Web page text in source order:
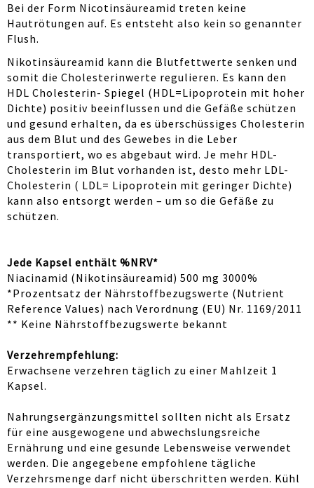
Bei der Form Nicotinsäureamid treten keine
Hautrötungen auf. Es entsteht also kein so genannter
Flush.
Nikotinsäureamid kann die Blutfettwerte senken und
somit die Cholesterinwerte regulieren. Es kann den
HDL Cholesterin- Spiegel (HDL=Lipoprotein mit hoher
Dichte) positiv beeinflussen und die Gefäße schützen
und gesund erhalten, da es überschüssiges Cholesterin
aus dem Blut und des Gewebes in die Leber
transportiert, wo es abgebaut wird. Je mehr HDL-
Cholesterin im Blut vorhanden ist, desto mehr LDL-
Cholesterin ( LDL= Lipoprotein mit geringer Dichte)
kann also entsorgt werden – um so die Gefäße zu
schützen.
Jede Kapsel enthält %NRV*
Niacinamid (Nikotinsäureamid) 500 mg 3000%
*Prozentsatz der Nährstoffbezugswerte (Nutrient
Reference Values) nach Verordnung (EU) Nr. 1169/2011
** Keine Nährstoffbezugswerte bekannt
Verzehrempfehlung:
Erwachsene verzehren täglich zu einer Mahlzeit 1
Kapsel.
Nahrungsergänzungsmittel sollten nicht als Ersatz
für eine ausgewogene und abwechslungsreiche
Ernährung und eine gesunde Lebensweise verwendet
werden. Die angegebene empfohlene tägliche
Verzehrsmenge darf nicht überschritten werden. Kühl